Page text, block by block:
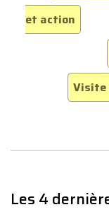
et action
Visite
Les 4